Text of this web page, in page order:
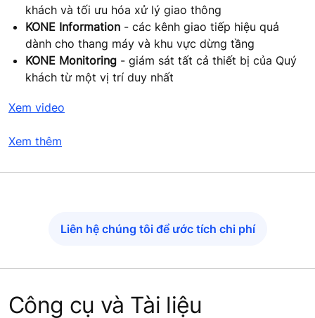
khách và tối ưu hóa xử lý giao thông
KONE Information - các kênh giao tiếp hiệu quả
dành cho thang máy và khu vực dừng tầng
KONE Monitoring - giám sát tất cả thiết bị của Quý
khách từ một vị trí duy nhất
Xem video
Xem thêm
Liên hệ chúng tôi để ước tích chi phí
Công cụ và Tài liệu